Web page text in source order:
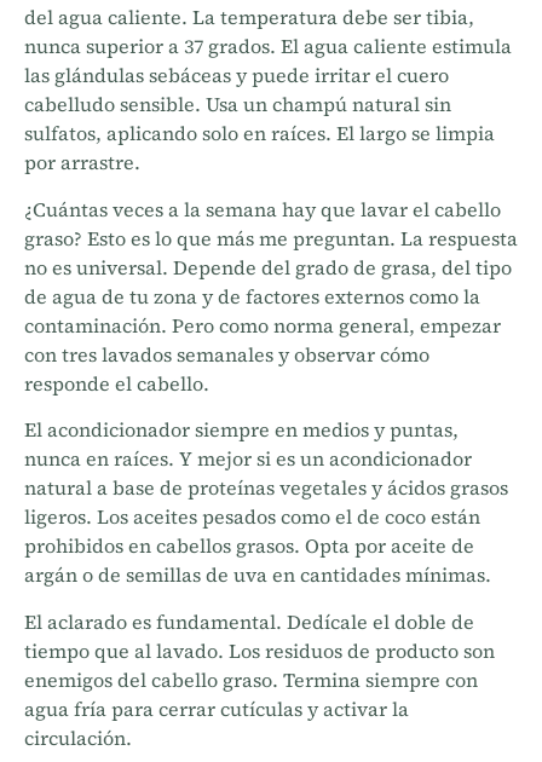
del agua caliente. La temperatura debe ser tibia,
nunca superior a 37 grados. El agua caliente estimula
las glándulas sebáceas y puede irritar el cuero
cabelludo sensible. Usa un champú natural sin
sulfatos, aplicando solo en raíces. El largo se limpia
por arrastre.
¿Cuántas veces a la semana hay que lavar el cabello
graso? Esto es lo que más me preguntan. La respuesta
no es universal. Depende del grado de grasa, del tipo
de agua de tu zona y de factores externos como la
contaminación. Pero como norma general, empezar
con tres lavados semanales y observar cómo
responde el cabello.
El acondicionador siempre en medios y puntas,
nunca en raíces. Y mejor si es un acondicionador
natural a base de proteínas vegetales y ácidos grasos
ligeros. Los aceites pesados como el de coco están
prohibidos en cabellos grasos. Opta por aceite de
argán o de semillas de uva en cantidades mínimas.
El aclarado es fundamental. Dedícale el doble de
tiempo que al lavado. Los residuos de producto son
enemigos del cabello graso. Termina siempre con
agua fría para cerrar cutículas y activar la
circulación.